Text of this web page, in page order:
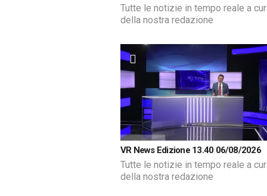
Tutte le notizie in tempo reale a
della nostra redazione
VR News Edizione 13.40 06/08/2026
Tutte le notizie in tempo reale a
della nostra redazione